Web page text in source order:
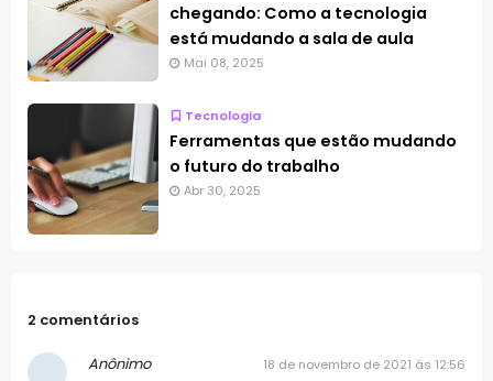
chegando: Como a tecnologia
está mudando a sala de aula
Mai 08, 2025
Tecnologia
Ferramentas que estão mudando
o futuro do trabalho
Abr 30, 2025
2 comentários
Anônimo 18 de novembro de 2021 às 12:56